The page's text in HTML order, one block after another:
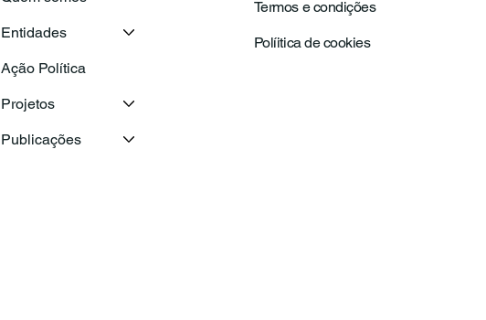
visita o Conselho Nacional
reforçar a cooperação
entre as juventudes ibero-
americanas
Comunicado | Exames
Nacionais: Educação
como ferramenta de
Entidades
Ação Política
Projetos
Publicações
Termos e condições
Políitica de cookies